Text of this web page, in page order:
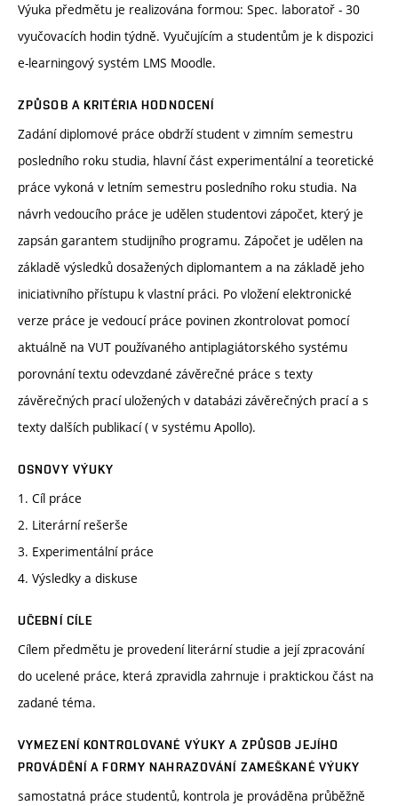
Výuka předmětu je realizována formou: Spec. laboratoř - 30
vyučovacích hodin týdně. Vyučujícím a studentům je k dispozici
e-learningový systém LMS Moodle.
ZPŮSOB A KRITÉRIA HODNOCENÍ
Zadání diplomové práce obdrží student v zimním semestru
posledního roku studia, hlavní část experimentální a teoretické
práce vykoná v letním semestru posledního roku studia. Na
návrh vedoucího práce je udělen studentovi zápočet, který je
zapsán garantem studijního programu. Zápočet je udělen na
základě výsledků dosažených diplomantem a na základě jeho
iniciativního přístupu k vlastní práci. Po vložení elektronické
verze práce je vedoucí práce povinen zkontrolovat pomocí
aktuálně na VUT používaného antiplagiátorského systému
porovnání textu odevzdané závěrečné práce s texty
závěrečných prací uložených v databázi závěrečných prací a s
texty dalších publikací ( v systému Apollo).
OSNOVY VÝUKY
1. Cíl práce
2. Literární rešerše
3. Experimentální práce
4. Výsledky a diskuse
UČEBNÍ CÍLE
Cílem předmětu je provedení literární studie a její zpracování
do ucelené práce, která zpravidla zahrnuje i praktickou část na
zadané téma.
VYMEZENÍ KONTROLOVANÉ VÝUKY A ZPŮSOB JEJÍHO
PROVÁDĚNÍ A FORMY NAHRAZOVÁNÍ ZAMEŠKANÉ VÝUKY
samostatná práce studentů, kontrola je prováděna průběžně